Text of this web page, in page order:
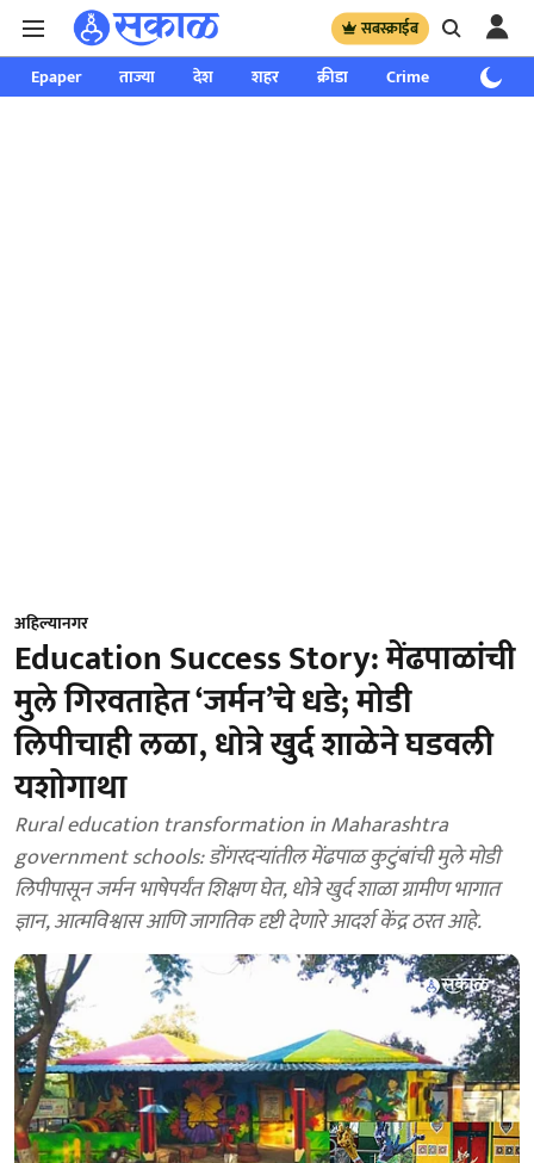
सबस्क्राईब
Epaper ताज्या देश शहर क्रीडा Crime साप्ताहिक
अहिल्यानगर
Education Success Story: मेंढपाळांची
मुले गिरवताहेत ‘जर्मन’चे धडे; मोडी
लिपीचाही लळा, धोत्रे खुर्द शाळेने घडवली
यशोगाथा
Rural education transformation in Maharashtra
government schools: डोंगरदऱ्यांतील मेंढपाळ कुटुंबांची मुले मोडी
लिपीपासून जर्मन भाषेपर्यंत शिक्षण घेत, धोत्रे खुर्द शाळा ग्रामीण भागात
ज्ञान, आत्मविश्वास आणि जागतिक दृष्टी देणारे आदर्श केंद्र ठरत आहे.